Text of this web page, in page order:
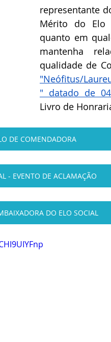
representante
Mérito do Elo
quanto em
mantenha
"Neófitus/
" datado de
Livro de
DE COMENDADORA
- EVENTO DE ACLAMAÇÃO
DO ELO SOCIAL